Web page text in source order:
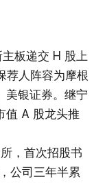
板递交 H 股上
荐人阵容为摩根
美银证券。继宁
值 A 股龙头推
，首次招股书
公司三年半累